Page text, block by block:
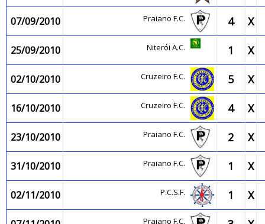
07/09/2010 Praiano F.C. 4 X
25/09/2010 Niterói A.C. 1 X
02/10/2010 Cruzeiro F.C. 5 X
16/10/2010 Cruzeiro F.C. 4 X
23/10/2010 Praiano F.C. 2 X
31/10/2010 Praiano F.C. 1 X
02/11/2010 P.C.S.F. 1 X
Praiano F.C.